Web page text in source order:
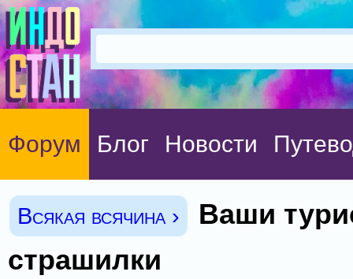
Форум Блог Новости
Всякая всячина ›
Ваши
страшилки